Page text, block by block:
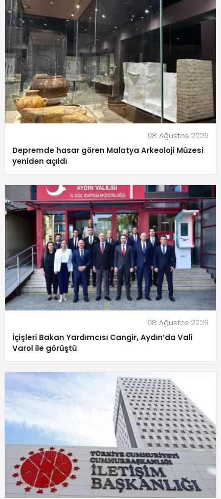
08 Ağustos 2026
Depremde hasar gören Malatya Arkeoloji Müzesi
yeniden açıldı
08 Ağustos 2026
İçişleri Bakan Yardımcısı Cangir, Aydın’da Vali
Varol ile görüştü